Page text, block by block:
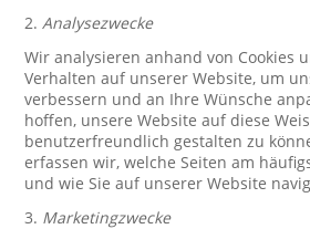
2.Analysezwecke
Wir analysieren anhand von Cookies
Verhalten auf unserer Website, um
verbessern und an Ihre Wünsche
hoffen, unsere Website auf diese
benutzerfreundlich gestalten zu
erfassen wir, welche Seiten am
und wie Sie auf unserer Website
3. Marketingzwecke